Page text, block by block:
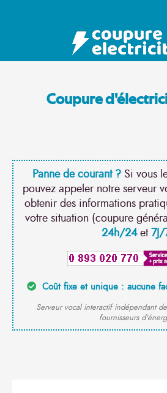
Coupure
Panne de courant ?Si vous
pouvez appeler notre serveur
obtenir des informations
votre situation (coupure
24h/24et7J/
Coût fixe et unique : aucune
Serveur vocal interactif indépendant
fournisseurs